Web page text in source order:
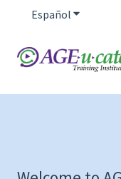
Español